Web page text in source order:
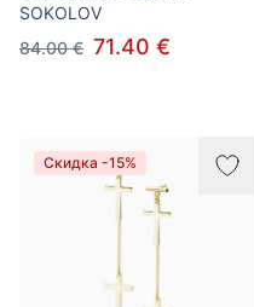
SOKOLOV
84.00 € 71.40 €
Скидка -15%